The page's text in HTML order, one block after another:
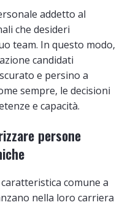
addetto al
che desideri
team. In questo modo,
candidati
e persino a
sempre, le decisioni
e capacità.
persone
comune a
nella loro carriera